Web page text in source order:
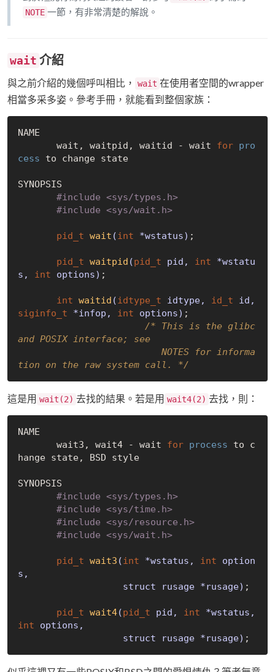
NOTE 一節，有非常清楚的解說。
wait 介紹
與之前介紹的幾個呼叫相比， wait 在使用者空間的wrapper
相當多采多姿。參考手冊，就能看到整個家族：
NAME
       wait, waitpid, waitid - wait
for pro
cess to change state
SYNOPSIS
#include <sys/types.h>
#include <sys/wait.h>
pid_t wait (int *wstatus) ;
pid_t waitpid (pid_t pid, int *wstatu
s, int options) ;
int waitid (idtype_t idtype, id_t
siginfo_t *infop, int options) ;
/* This is the glibc
and POSIX interface; see
tion on the raw system call. */
這是用 wait(2) 去找的結果。若是用 wait4(2) 去找，則：
NAME
       wait3, wait4 - wait
for process to c
hange state, BSD style
SYNOPSIS
#include <sys/types.h>
#include <sys/time.h>
#include <sys/resource.h>
#include <sys/wait.h>
pid_t wait3 (int *wstatus, int option
s,
                   struct rusage *rusage)
;
pid_t wait4(pid_t pid, int
int options,
                   struct rusage *rusage)